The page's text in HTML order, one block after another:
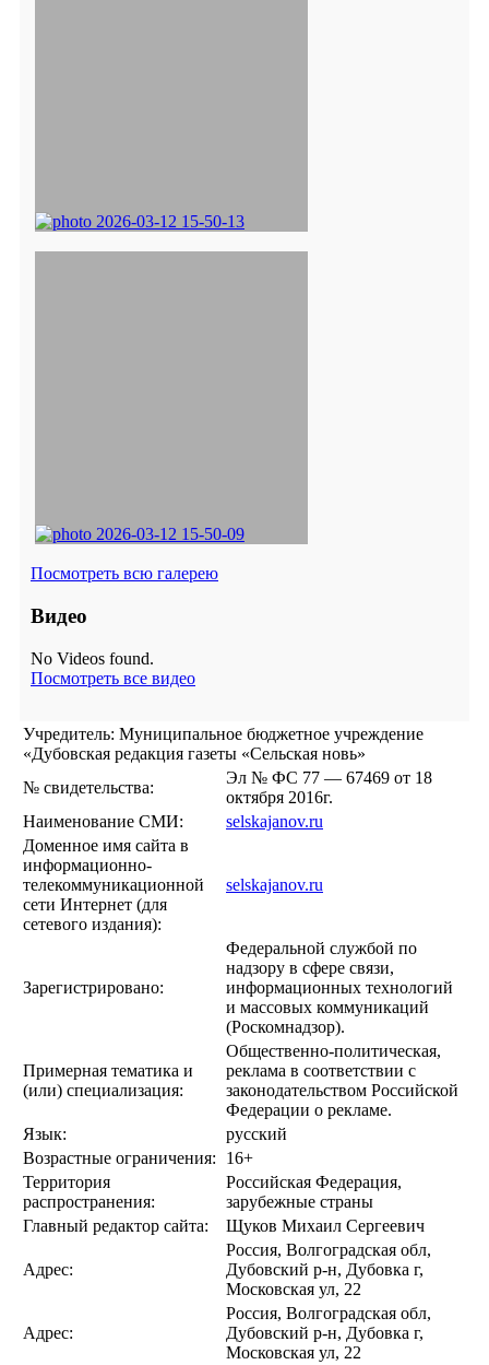
Посмотреть всю галерею
Видео
No Videos found.
Посмотреть все видео
Учредитель: Муниципальное бюджетное учреждение
«Дубовская редакция газеты «Сельская новь»
№ свидетельства:
Эл № ФС 77 — 67469 от 18
октября 2016г.
Наименование СМИ:
selskajanov.ru
Доменное имя сайта в
информационно-
телекоммуникационной
сети Интернет (для
сетевого издания):
selskajanov.ru
Зарегистрировано:
Федеральной службой по
надзору в сфере связи,
информационных технологий
и массовых коммуникаций
(Роскомнадзор).
Примерная тематика и
(или) специализация:
Общественно-политическая,
реклама в соответствии с
законодательством Российской
Федерации о рекламе.
Язык:
русский
Возрастные ограничения:
16+
Территория
распространения:
Российская Федерация,
зарубежные страны
Главный редактор сайта:
Щуков Михаил Сергеевич
Адрес:
Россия, Волгоградская обл,
Дубовский р-н, Дубовка г,
Московская ул, 22
Адрес:
Россия, Волгоградская обл,
Дубовский р-н, Дубовка г,
Московская ул, 22